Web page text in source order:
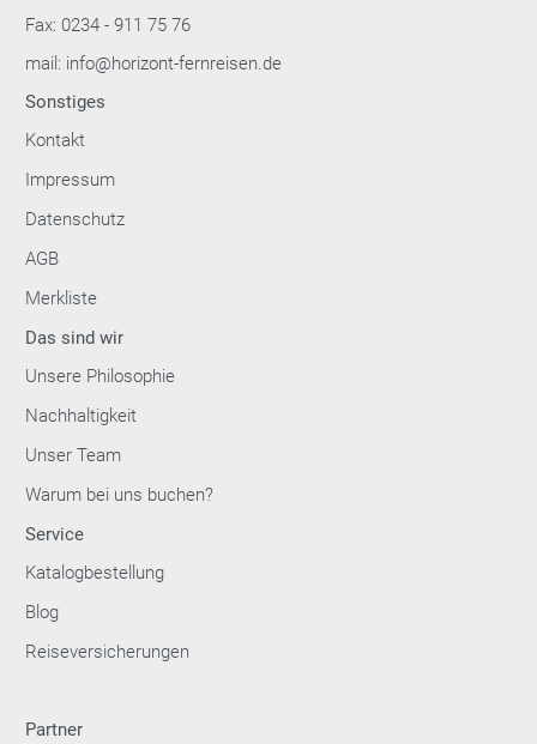
Fax: 0234 - 911 75 76
mail: info@horizont-fernreisen.de
Sonstiges
Kontakt
Impressum
Datenschutz
AGB
Merkliste
Das sind wir
Unsere Philosophie
Nachhaltigkeit
Unser Team
Warum bei uns buchen?
Service
Katalogbestellung
Blog
Reiseversicherungen
Partner